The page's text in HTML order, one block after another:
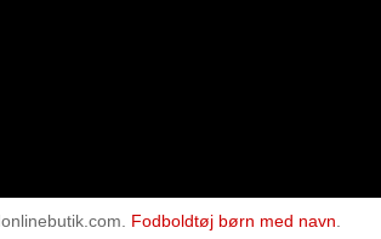
Fodboldtøj børn med navn